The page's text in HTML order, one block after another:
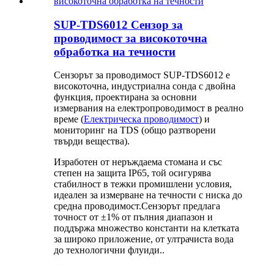
SUP-TDS6012 Сензор за
проводимост за високоточна
обработка на течности
Сензорът за проводимост SUP-TDS6012 е
високоточна, индустриална сонда с двойна
функция, проектирана за основни
измервания на електропроводимост в реално
време (Електрическа проводимост) и
мониторинг на TDS (общо разтворени
твърди вещества).
Изработен от неръждаема стомана и със
степен на защита IP65, той осигурява
стабилност в тежки промишлени условия,
идеален за измерване на течности с ниска до
средна проводимост.Сензорът предлага
точност от ±1% от пълния диапазон и
поддържа множество константи на клетката
за широко приложение, от ултрачиста вода
до технологични флуиди..